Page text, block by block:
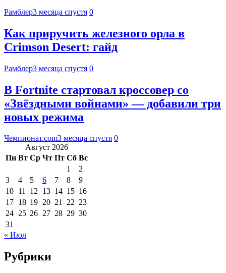
Рамблер3 месяца спустя 0
Как приручить железного орла в
Crimson Desert: гайд
Рамблер3 месяца спустя 0
В Fortnite стартовал кроссовер со
«Звёздными войнами» — добавили три
новых режима
Чемпионат.com3 месяца спустя 0
Август 2026
Пн Вт Ср Чт Пт Сб Вс
1
2
3
4 5 6 7 8
9
10 11 12 13 14 15 16
17 18 19 20 21 22 23
24 25 26 27 28 29 30
31
« Июл
Рубрики